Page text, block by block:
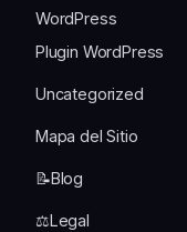
WordPress
Plugin WordPress
Uncategorized
Mapa del Sitio
📝Blog
⚖️Legal